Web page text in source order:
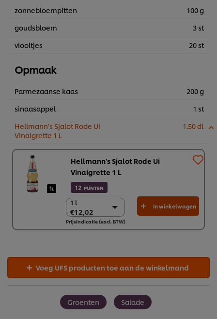
zonnebloempitten
100 g
goudsbloem
3 st
viooltjes
20 st
Opmaak
Parmezaanse kaas
200 g
sinaasappel
1 st
Hellmann's Sjalot Rode Ui
Vinaigrette 1 L
1.50 dl
Hellmann's Sjalot Rode Ui
Vinaigrette 1 L
12 PUNTEN
1 l
€12,02
1 l
€12,02
6 x 1 l
In winkelwagen
Prijsindicatie (excl. BTW)
Voeg UFS producten toe aan de winkelmand
Groenten Salade